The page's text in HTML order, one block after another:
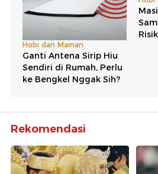
Rekomendasi